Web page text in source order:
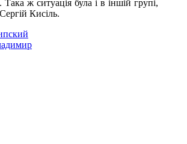
ж ситуація була і в іншій групі,
Кисіль.